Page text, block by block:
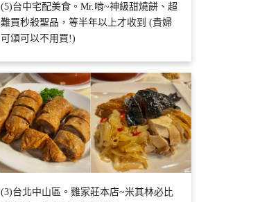
(5)台中宅配美食。Mr.啃~神級甜燒餅、超
難買秒殺聖品，等半年以上才收到 (貴婦
可頌可以不用買!)
(3)台北中山區。雞家莊本店~米其林必比